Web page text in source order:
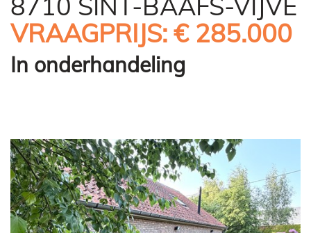
VRAAGPRIJS: € 285.000
In onderhandeling